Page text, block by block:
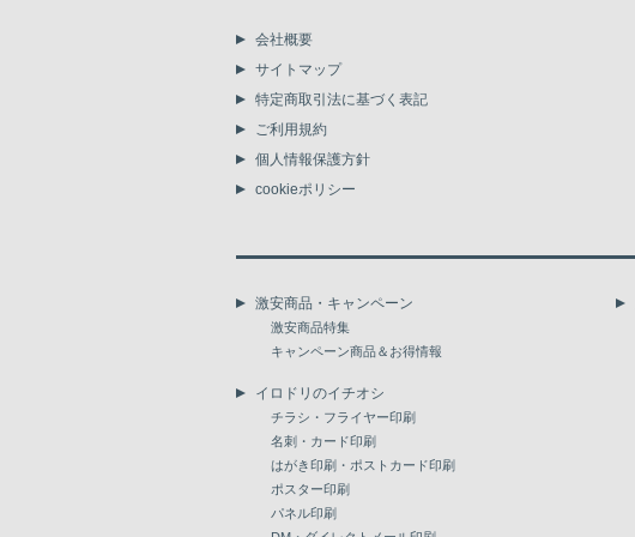
130
135
会社概要
サイトマップ
特定商取引法に基づく表記
ご利用規約
個人情報保護方針
cookieポリシー
激安商品・キャンペーン
激安商品特集
キャンペーン商品＆お得情報
イロドリのイチオシ
チラシ・フライヤー印刷
名刺・カード印刷
はがき印刷・ポストカード印刷
ポスター印刷
パネル印刷